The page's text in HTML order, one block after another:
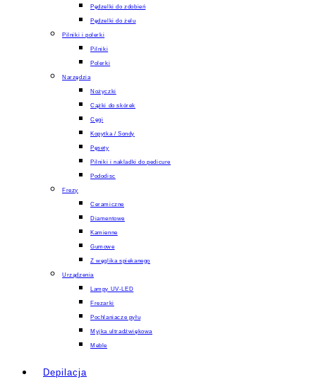
Pędzelki do zdobień
Pędzelki do żelu
Pilniki i polerki
Pilniki
Polerki
Narzędzia
Nożyczki
Cążki do skórek
Cęgi
Kopytka / Sondy
Pęsety
Pilniki i nakladki do pedicure
Pododisc
Frezy
Ceramiczne
Diamentowe
Kamienne
Gumowe
Z węglika spiekanego
Urządzenia
Lampy UV-LED
Frezarki
Pochlaniacze pyłu
Myjka ultradźwiękowa
Meble
Depilacja